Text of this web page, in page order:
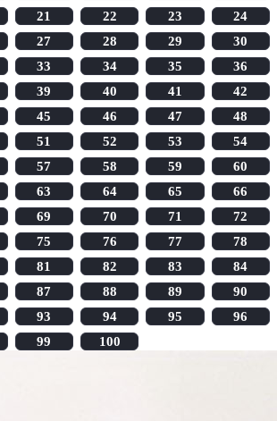
21 22 23
24
27 28 29
30
33 34 35
36
39 40 41
42
45 46 47
48
51 52 53
54
57 58 59
60
63 64 65
66
69 70 71
72
75 76 77
78
81 82 83
84
87 88 89
90
93 94 95
96
99 100